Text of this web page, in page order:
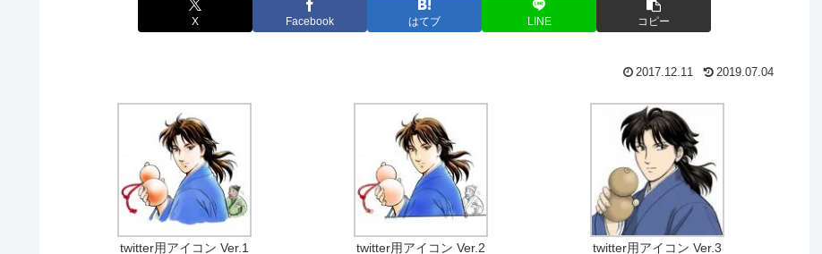
X Facebook はてブ LINE コピー
2017.12.11 2019.07.04
twitter用アイコン Ver.1 twitter用アイコン Ver.2 twitter用アイコン Ver.3